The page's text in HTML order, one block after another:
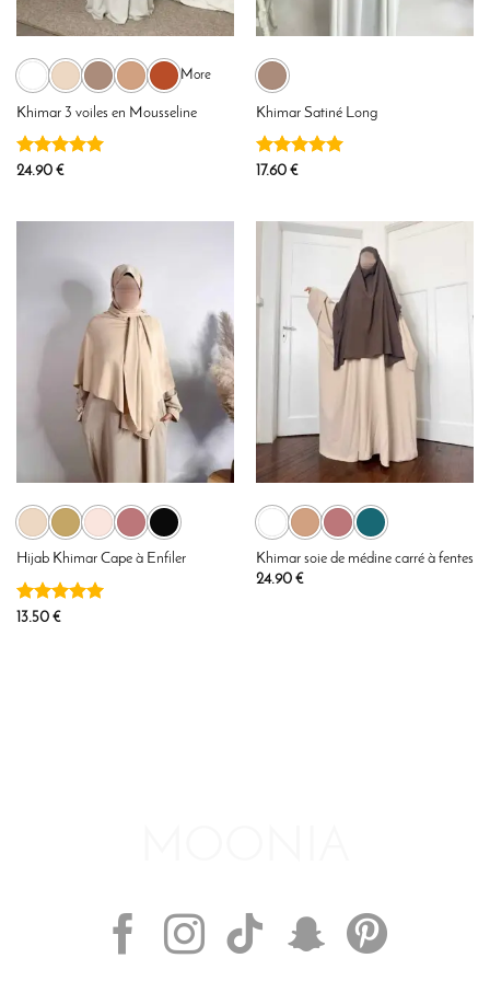
More
Khimar 3 voiles en Mousseline
Note5
24.90 €
Khimar Satiné Long
Note5
17.60 €
Hijab Khimar Cape à Enfiler
Note5
13.50 €
Khimar soie de médine carré à fentes
24.90 €